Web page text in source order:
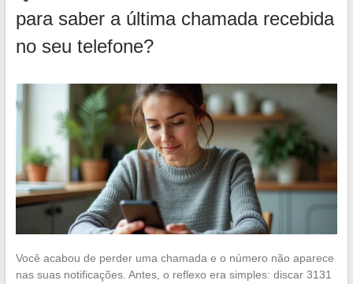
para saber a última chamada recebida
no seu telefone?
Você acabou de perder uma chamada e o número não aparece
nas suas notificações. Antes, o reflexo era simples: discar 3131